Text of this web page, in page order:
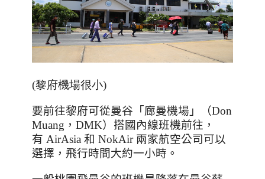
(黎府機場很小)
要前往黎府可從曼谷「廊曼機場」（Don
Muang ， DMK）搭國內線班機前往，
有 AirAsia 和 NokAir 兩家航空公司可以
選擇，飛行時間大約一小時。